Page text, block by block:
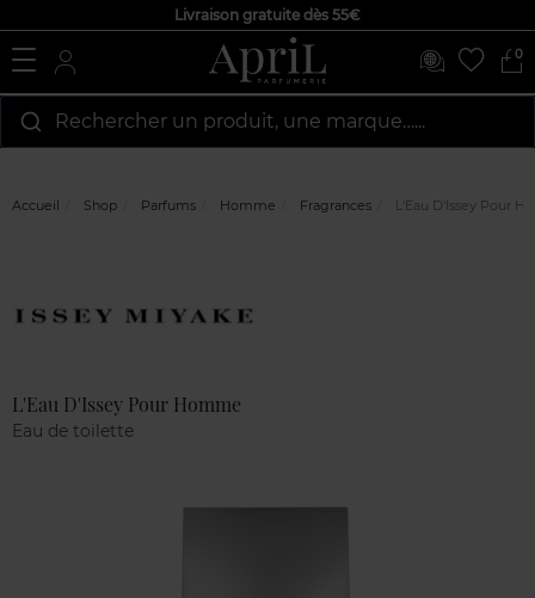
Livraison gratuite dès 55€
0
Rechercher un produit, une marque…...
Accueil Shop Parfums Homme Fragrances L'Eau D'Issey Pour
L'Eau D'Issey Pour Homme
Eau de toilette